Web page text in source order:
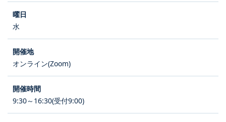
水
オンライン(Zoom)
9:30～16:30(受付9:00)